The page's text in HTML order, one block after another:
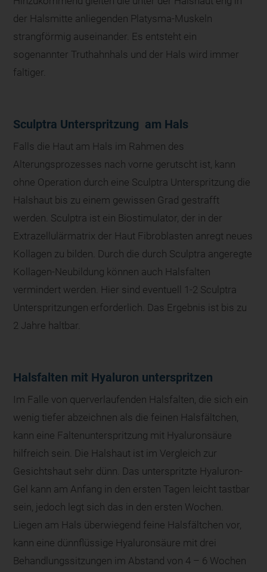
der Halsmitte anliegenden Platysma-Muskeln
strangförmig auseinander. Es entsteht ein
sogenannter Truthahnhals und der Hals wird immer
faltiger.
Sculptra Unterspritzung am Hals
Falls die Haut am Hals im Rahmen des
Alterungsprozesses nach vorne gerutscht ist, kann
ohne Operation durch eine Sculptra Unterspritzung die
Halshaut bis zu einem gewissen Grad gestrafft
werden. Sculptra ist ein Biostimulator, der in der
Extrazellulärmatrix der Haut Fibroblasten anregt neues
Kollagen zu bilden. Durch die durch Sculptra angeregte
Kollagen-Neubildung können auch Halsfalten
vermindert werden. Hier sind eventuell 1-2 Sculptra
Unterspritzungen erforderlich. Das Ergebnis ist bis zu
2 Jahre haltbar.
Halsfalten mit Hyaluron unterspritzen
Im Falle von querverlaufenden Halsfalten, die sich ein
wenig tiefer abzeichnen als die feinen Halsfältchen,
kann eine Faltenunterspritzung mit Hyaluronsäure
hilfreich sein. Die Halshaut ist im Vergleich zur
Gesichtshaut sehr dünn. Das unterspritzte Hyaluron-
Gel kann am Anfang in den ersten Tagen leicht tastbar
sein, jedoch legt sich das in den ersten Wochen.
Liegen am Hals überwiegend feine Halsfältchen vor,
kann eine dünnflüssige Hyaluronsäure mit drei
Behandlungssitzungen im Abstand von 4 – 6 Wochen